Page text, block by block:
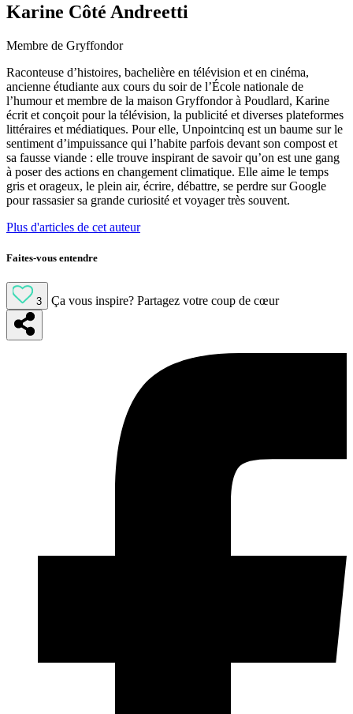
Karine Côté Andreetti
Membre de Gryffondor
Raconteuse d’histoires, bachelière en télévision et en cinéma,
ancienne étudiante aux cours du soir de l’École nationale de
l’humour et membre de la maison Gryffondor à Poudlard, Karine
écrit et conçoit pour la télévision, la publicité et diverses plateformes
littéraires et médiatiques. Pour elle, Unpointcinq est un baume sur le
sentiment d’impuissance qui l’habite parfois devant son compost et
sa fausse viande : elle trouve inspirant de savoir qu’on est une gang
à poser des actions en changement climatique. Elle aime le temps
gris et orageux, le plein air, écrire, débattre, se perdre sur Google
pour rassasier sa grande curiosité et voyager très souvent.
Plus d'articles de cet auteur
Faites-vous entendre
3 Ça vous inspire? Partagez votre coup de cœur